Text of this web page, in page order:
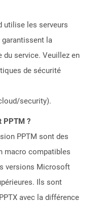
utilise les serveurs
garantissent la
service. Veuillez en
de sécurité
security).
PPTM ?
PPTM sont des
macro compatibles
versions Microsoft
Ils sont
avec la différence